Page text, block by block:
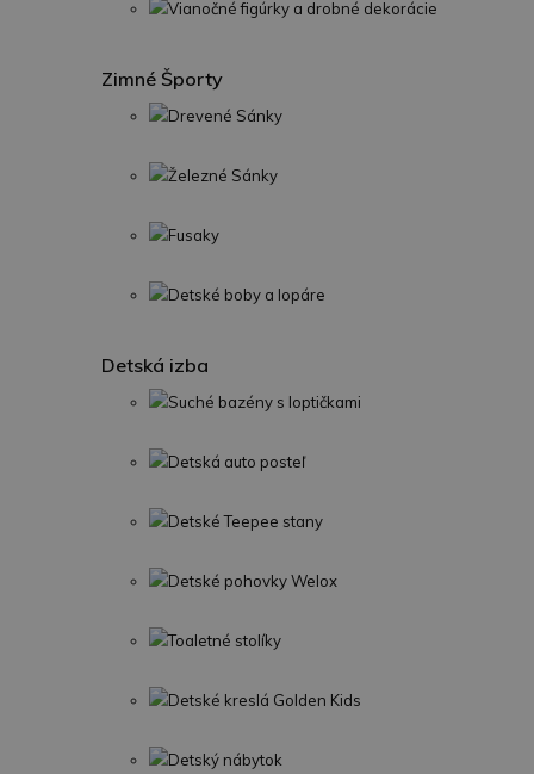
Vianočné figúrky a drobné dekorácie
Zimné Športy
Drevené Sánky
Železné Sánky
Fusaky
Detské boby a lopáre
Detská izba
Suché bazény s loptičkami
Detská auto posteľ
Detské Teepee stany
Detské pohovky Welox
Toaletné stolíky
Detské kreslá Golden Kids
Detský nábytok